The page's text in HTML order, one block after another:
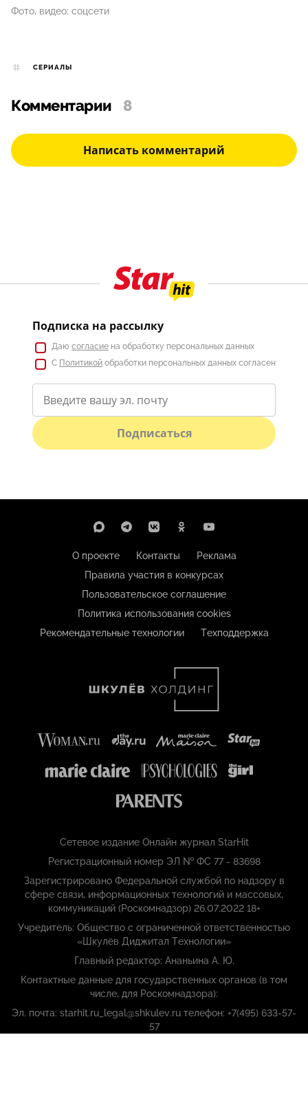
Фото, видео: соцсети
СЕРИАЛЫ
Комментарии 8
Написать комментарий
Подписка на рассылку
Даю согласие на обработку персональных данных
С Политикой обработки персональных данных согласен
Подписаться
О проекте Контакты
Реклама
Правила участия в конкурсах
Пользовательское соглашение
Политика использования cookies
Рекомендательные технологии
Техподдержка
Сетевое издание Онлайн журнал StarHit
Регистрационный номер ЭЛ № ФС 77 - 83698
Зарегистрировано Федеральной службой по надзору в
сфере связи, информационных технологий и массовых,
коммуникаций (Роскомнадзор) 26.07.2022 18+
Учредитель: Общество с ограниченной ответственностью
«Шкулёв Диджитал Технологии»
Главный редактор: Ананьина А. Ю.
Контактные данные для государственных органов (в том
числе, для Роскомнадзора):
Эл. почта: starhit.ru_legal@shkulev.ru телефон: +7(495) 633-57-
57